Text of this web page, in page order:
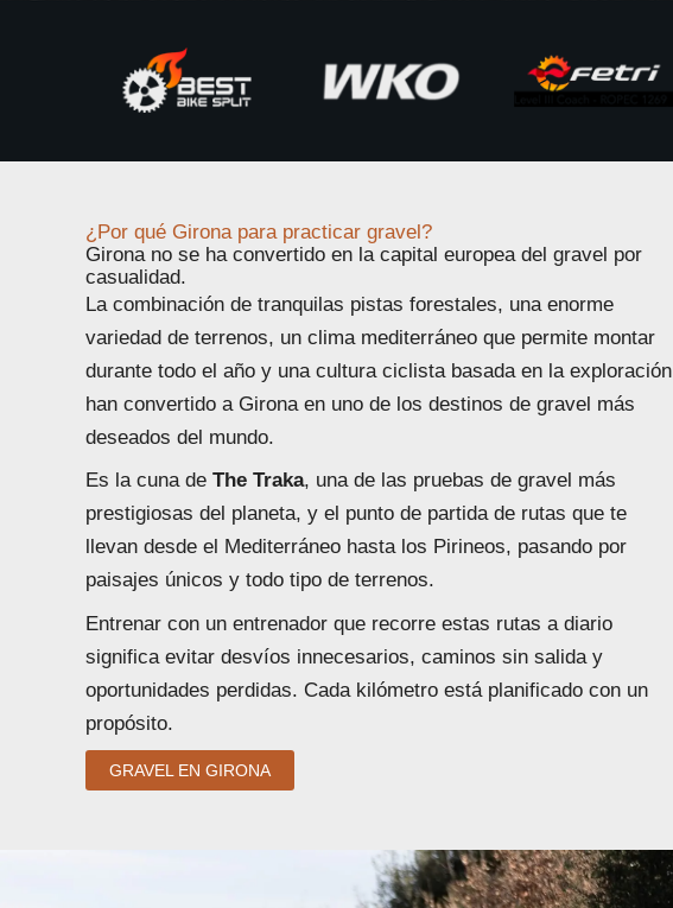
¿Por qué Girona para practicar gravel?
Girona no se ha convertido en la capital europea del gravel por
casualidad.
La combinación de tranquilas pistas forestales, una enorme
variedad de terrenos, un clima mediterráneo que permite montar
durante todo el año y una cultura ciclista basada en la exploración
han convertido a Girona en uno de los destinos de gravel más
deseados del mundo.
Es la cuna de The Traka, una de las pruebas de gravel más
prestigiosas del planeta, y el punto de partida de rutas que te
llevan desde el Mediterráneo hasta los Pirineos, pasando por
paisajes únicos y todo tipo de terrenos.
Entrenar con un entrenador que recorre estas rutas a diario
significa evitar desvíos innecesarios, caminos sin salida y
oportunidades perdidas. Cada kilómetro está planificado con un
propósito.
GRAVEL EN GIRONA